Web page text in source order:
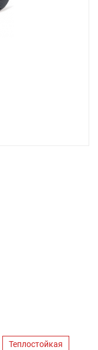
Теплостойкая